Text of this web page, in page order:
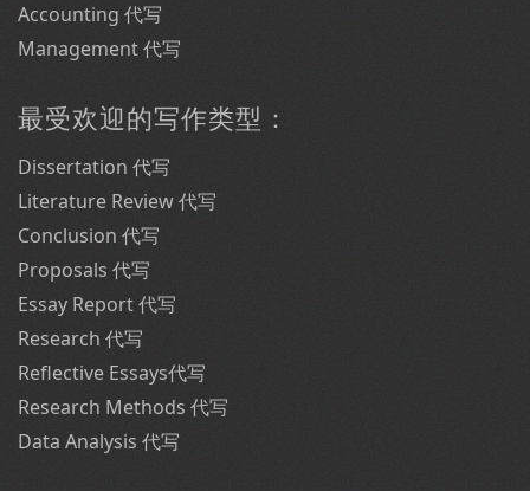
Accounting 代写
Management 代写
最受欢迎的写作类型：
Dissertation 代写
Literature Review 代写
Conclusion 代写
Proposals 代写
Essay Report 代写
Research 代写
Reflective Essays代写
Research Methods 代写
Data Analysis 代写